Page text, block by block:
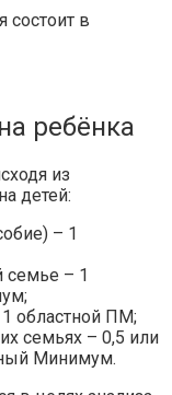
состоит в
ребёнка
из
детей:
– 1
семье – 1
областной ПМ;
семьях – 0,5 или
Минимум.